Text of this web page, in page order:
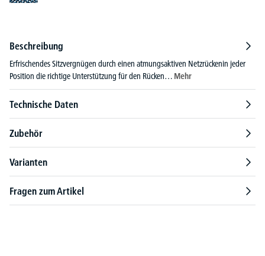
Beschreibung
Erfrischendes Sitzvergnügen durch einen atmungsaktiven Netzrückenin jeder
Position die richtige Unterstützung für den Rücken… Mehr
Technische Daten
Zubehör
Varianten
Fragen zum Artikel